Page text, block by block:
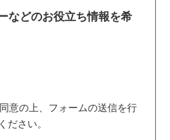
などのお役立ち情報を希
意の上、フォームの送信を行
ださい。